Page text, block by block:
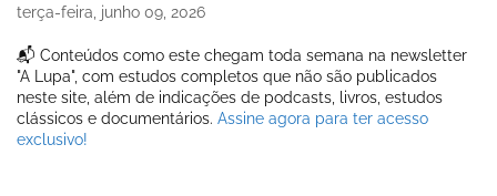
terça-feira, junho 09, 2026
📬 Conteúdos como este chegam toda semana na newsletter
"A Lupa", com estudos completos que não são publicados
neste site, além de indicações de podcasts, livros, estudos
clássicos e documentários. Assine agora para ter acesso
exclusivo!